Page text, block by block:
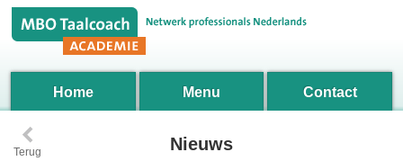
Home Menu Contact
‹
Terug Nieuws